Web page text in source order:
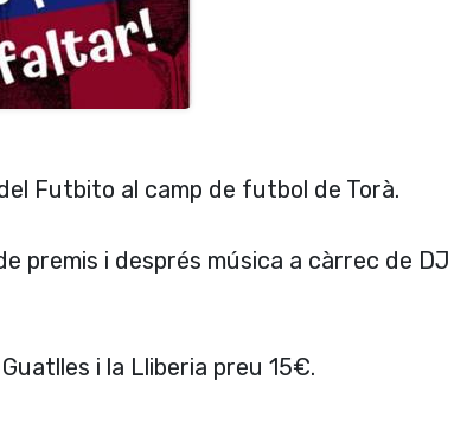
Futbito al camp de futbol de Torà.
premis i després música a càrrec de DJ
i la Lliberia preu 15€.